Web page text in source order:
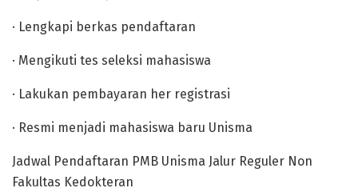
· Lengkapi berkas pendaftaran
· Mengikuti tes seleksi mahasiswa
· Lakukan pembayaran her registrasi
· Resmi menjadi mahasiswa baru Unisma
Jadwal Pendaftaran PMB Unisma Jalur Reguler Non
Fakultas Kedokteran